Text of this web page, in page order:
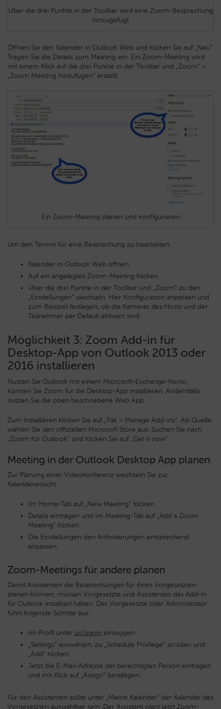
Über die drei Punkte in der Toolbar wird eine Zoom-Besprechung
hinzugefügt
Öffnen Sie den Kalender in Outlook Web und klicken Sie auf „Neu“.
Tragen Sie die Details zum Meeting ein. Ein Zoom-Meeting wird
mit einem Klick auf die drei Punkte in der Toolbar und „Zoom“ >
„Zoom Meeting hinzufügen“ erstellt.
Ein Zoom-Meeting planen und konfigurieren
Um den Termin für eine Besprechung zu bearbeiten:
Kalender in Outlook Web öffnen.
Auf ein angelegtes Zoom-Meeting klicken.
Über die drei Punkte in der Toolbar und „Zoom“ zu den
„Einstellungen“ wechseln. Hier Konfiguration anpassen und
zum Beispiel festlegen, ob die Kameras des Hosts und der
Teilnehmer per Default aktiviert sind.
Möglichkeit 3: Zoom Add-in für
Desktop-App von Outlook 2013 oder
2016 installieren
Nutzen Sie Outlook mit einem Microsoft-Exchange-Konto,
können Sie Zoom für die Desktop-App installieren. Andernfalls
nutzen Sie die oben beschriebene Web App.
Zum Installieren klicken Sie auf „File > Manage Add-ins“. Als Quelle
wählen Sie den offiziellen Microsoft Store aus. Suchen Sie nach
„Zoom for Outlook“ und klicken Sie auf „Get it now“.
Meeting in der Outlook Desktop App planen
Zur Planung einer Videokonferenz wechseln Sie zur
Kalenderansicht.
Im Home-Tab auf „New Meeting“ klicken.
Details eintragen und im Meeting-Tab auf „Add a Zoom
Meeting“ klicken.
Die Einstellungen den Anforderungen entsprechend
anpassen.
Zoom-Meetings für andere planen
Damit Assistenten die Besprechungen für ihren Vorgesetzten
planen können, müssen Vorgesetzte und Assistenten das Add-in
für Outlook installiert haben. Der Vorgesetzte oder Administrator
führt folgende Schritte aus:
Im Profil unter us/signin einloggen.
„Settings“ auswählen, zu „Schedule Privilege“ scrollen und
„Add“ klicken.
Jetzt die E-Mail-Adresse der berechtigten Person eintragen
und mit Klick auf „Assign“ bestätigen.
Für den Assistenten sollte unter „Meine Kalender“ der Kalender des
Vorgesetzten auswählbar sein. Der Assistent plant jetzt Zoom-